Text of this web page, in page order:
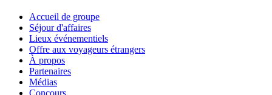
Accueil de groupe
Séjour d'affaires
Lieux événementiels
Offre aux voyageurs étrangers
À propos
Partenaires
Médias